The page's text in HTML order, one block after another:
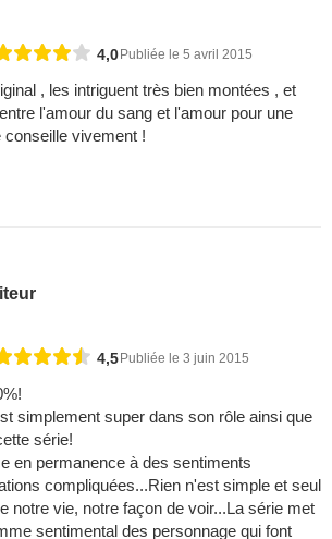
4,0Publiée le 5 avril 2015
, les intriguent très bien montées , et
l'amour du sang et l'amour pour une
vivement !
4,5Publiée le 3 juin 2015
simplement super dans son rôle ainsi que
série!
en permanence à des sentiments
compliquées...Rien n'est simple et seul
notre vie, notre façon de voir...La série met
sentimental des personnage qui font